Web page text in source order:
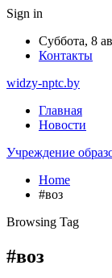
Sign in
Суббота, 8
Контакты
widzy-nptc.by
Главная
Новости
Учреждение
Home
#воз
Browsing Tag
#воз